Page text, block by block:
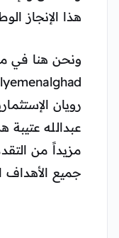
هذا الإنجاز
ونحن هنا في
رويان
عبدالله عتيبة
مزيداً من
جميع الأهداف